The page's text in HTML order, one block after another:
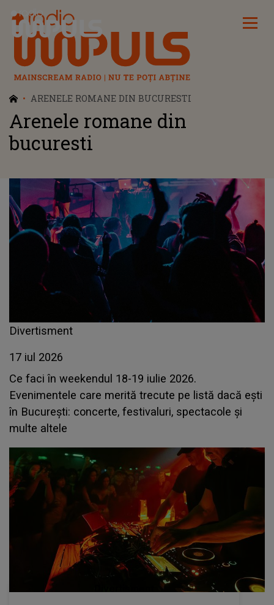
Radio Impuls
ARENELE ROMANE DIN BUCURESTI
Arenele romane din
bucuresti
Divertisment
17 iul 2026
Ce faci în weekendul 18-19 iulie 2026.
Evenimentele care merită trecute pe listă dacă ești
în București: concerte, festivaluri, spectacole și
multe altele